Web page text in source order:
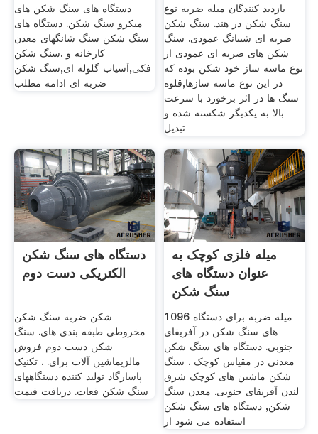
دستگاه های سنگ شکن های
میکرو سنگ شکن. دستگاه های
سنگ شکن سنگ شانگهای معدن
کارخانه و .سنگ شکن
فکی,آسیاب گلوله ای,سنگ شکن
ضربه ای ادامه مطلب
بازدید کنندگان میله ضربه نوع
سنگ شکن در هند. سنگ شکن
ضربه ای شیبانگ عمودی. سنگ
شکن های ضربه ای عمودی از
نوع ماسه ساز خود شکن بوده که
در این نوع ماسه سازها,قلوه
سنگ ها در اثر برخورد با سرعت
بالا به یکدیگر شکسته شده و
تبدیل
دستگاه های سنگ شکن
الکتریکی دست دوم
شکن ضربه سنگ شکن
مخروطی طبقه بندی های. سنگ
شکن دست دوم فروش
مالزیماشین آلات برای. . تکنیک
پاسارگاد تولید کننده دستگاههای
سنگ شکن قعات. دریافت قیمت
میله فلزی کوچک به
عنوان دستگاه های
سنگ شکن
1096 میله ضربه برای دستگاه
های سنگ شکن در آفریقای
جنوبی. دستگاه های سنگ شکن
معدنی در مقیاس کوچک . سنگ
شکن ماشین های کوچک شرق
لندن آفریقای جنوبی. معدن سنگ
شکن, دستگاه های سنگ شکن
استفاده می شود از